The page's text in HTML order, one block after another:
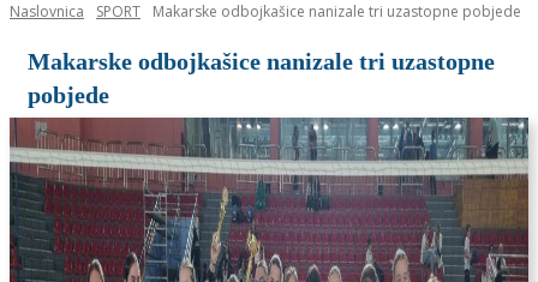
Naslovnica SPORT Makarske odbojkašice nanizale tri uzastopne pobjede
Makarske odbojkašice nanizale tri uzastopne
pobjede